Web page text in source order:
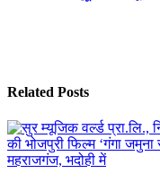
Related Posts